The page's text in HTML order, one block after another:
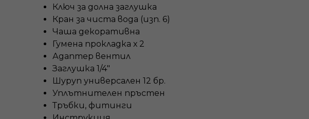
Ключ за долна заглушка
Кран за чиста вода (изп. 6)
Чаша декоративна
Гумена прокладка х 2
Адаптер вентил
Заглушка 1/4"
Шуруп универсален 12 бр.
Уплътнителен пръстен
Тръбки, фитинги